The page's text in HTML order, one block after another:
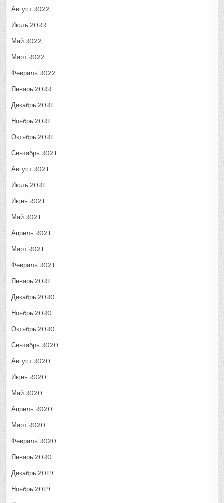
Август 2022
Июль 2022
Май 2022
Март 2022
Февраль 2022
Январь 2022
Декабрь 2021
Ноябрь 2021
Октябрь 2021
Сентябрь 2021
Август 2021
Июль 2021
Июнь 2021
Май 2021
Апрель 2021
Март 2021
Февраль 2021
Январь 2021
Декабрь 2020
Ноябрь 2020
Октябрь 2020
Сентябрь 2020
Август 2020
Июнь 2020
Май 2020
Апрель 2020
Март 2020
Февраль 2020
Январь 2020
Декабрь 2019
Ноябрь 2019